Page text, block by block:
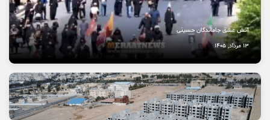
آتش عشق جاماندگان حسینی
13 مرداد, 1405